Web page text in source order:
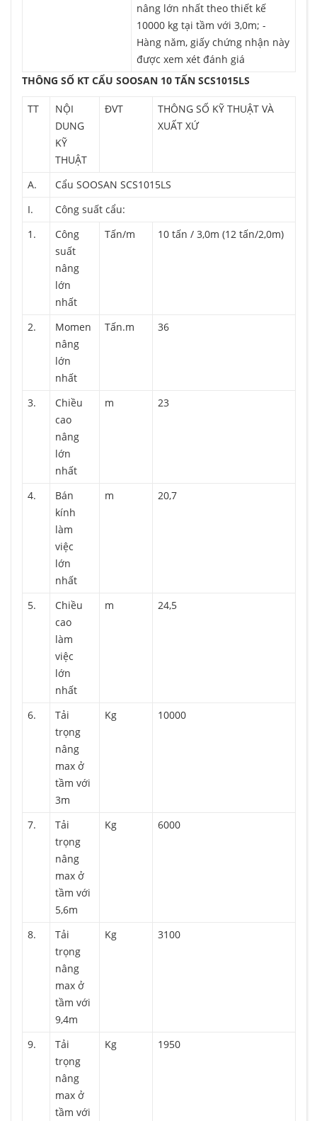
nâng lớn nhất theo thiết kế
10000 kg tại tầm với 3,0m; -
Hàng năm, giấy chứng nhận này
được xem xét đánh giá
THÔNG SỐ KT CẨU SOOSAN 10 TẤN SCS1015LS
TT
NỘI
DUNG
KỸ
THUẬT
ĐVT
THÔNG SỐ KỸ THUẬT VÀ
XUẤT XỨ
A.
Cẩu SOOSAN SCS1015LS
I.
Công suất cẩu:
1.
Công
suất
nâng
lớn
nhất
Tấn/m 10 tấn / 3,0m (12 tấn/2,0m)
2.
Momen
nâng
lớn
nhất
Tấn.m 36
3.
Chiều
cao
nâng
lớn
nhất
m 23
4.
Bán
kính
làm
việc
lớn
nhất
m 20,7
5.
Chiều
cao
làm
việc
lớn
nhất
m 24,5
6.
Tải
trọng
nâng
max ở
tầm với
3m
Kg 10000
7.
Tải
trọng
nâng
max ở
tầm với
5,6m
Kg 6000
8.
Tải
trọng
nâng
max ở
tầm với
9,4m
Kg 3100
9.
Tải
trọng
nâng
max ở
tầm với
Kg 1950